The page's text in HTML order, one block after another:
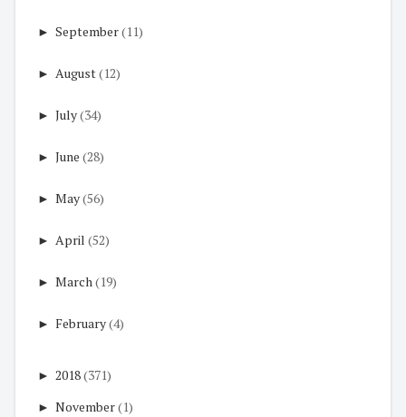
► September(11)
► August(12)
► July(34)
► June (28)
► May(56)
► April (52)
► March(19)
► February(4)
► 2018(371)
► November(1)